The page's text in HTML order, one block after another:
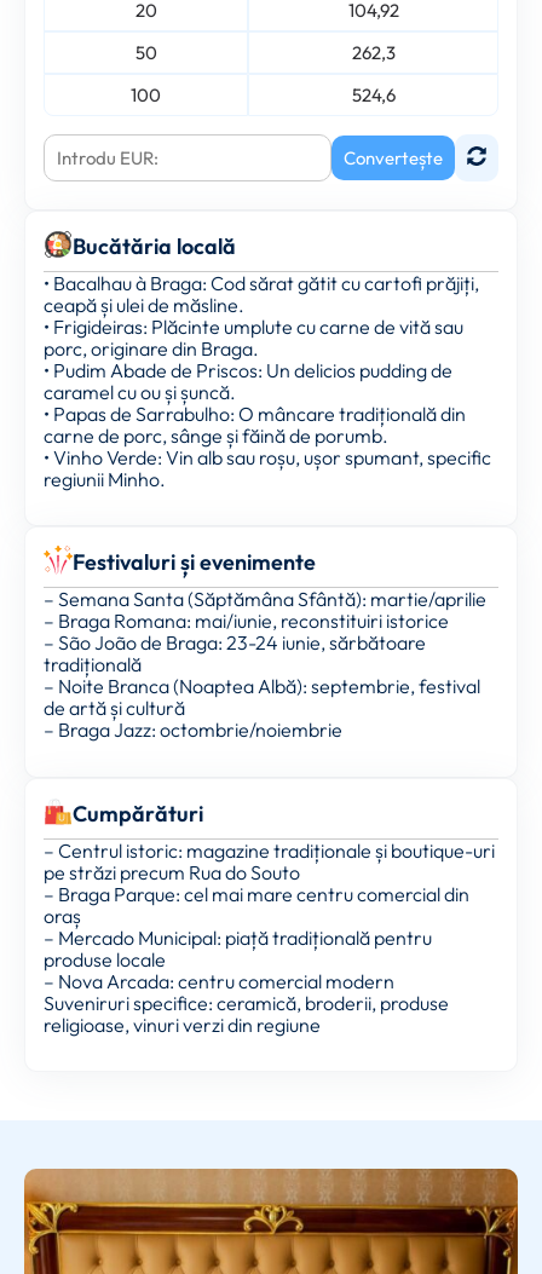
20
104,92
50
262,3
100
524,6
Convertește
Bucătăria locală
• Bacalhau à Braga: Cod sărat gătit cu cartofi prăjiți,
ceapă și ulei de măsline.
• Frigideiras: Plăcinte umplute cu carne de vită sau
porc, originare din Braga.
• Pudim Abade de Priscos: Un delicios pudding de
caramel cu ou și șuncă.
• Papas de Sarrabulho: O mâncare tradițională din
carne de porc, sânge și făină de porumb.
• Vinho Verde: Vin alb sau roșu, ușor spumant, specific
regiunii Minho.
Festivaluri și evenimente
– Semana Santa (Săptămâna Sfântă): martie/aprilie
– Braga Romana: mai/iunie, reconstituiri istorice
– São João de Braga: 23-24 iunie, sărbătoare
tradițională
– Noite Branca (Noaptea Albă): septembrie, festival
de artă și cultură
– Braga Jazz: octombrie/noiembrie
Cumpărături
– Centrul istoric: magazine tradiționale și boutique-uri
pe străzi precum Rua do Souto
– Braga Parque: cel mai mare centru comercial din
oraș
– Mercado Municipal: piață tradițională pentru
produse locale
– Nova Arcada: centru comercial modern
Suveniruri specifice: ceramică, broderii, produse
religioase, vinuri verzi din regiune